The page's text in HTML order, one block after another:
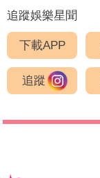
追蹤娛樂星聞
下載APP
追蹤